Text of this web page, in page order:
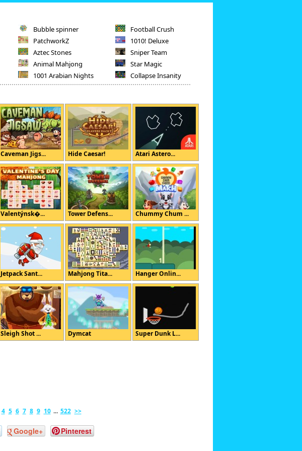
Bubble spinner
PatchworkZ
Aztec Stones
Animal Mahjong
1001 Arabian Nights
Football Crush
1010! Deluxe
Sniper Team
Star Magic
Collapse Insanity
Caveman Jigs... Hide Caesar! Atari Astero...
Valentýnsk�... Tower Defens... Chummy Chum ...
Jetpack Sant... Mahjong Tita... Hanger Onlin...
Sleigh Shot ... Dymcat Super Dunk L...
4 5 6 7 8 9 10 ... 522 >>
Google+ Pinterest